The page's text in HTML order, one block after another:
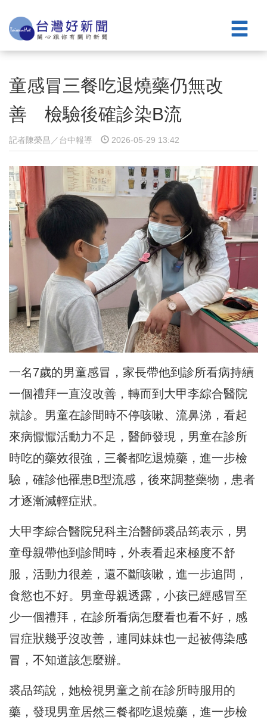
童感冒三餐吃退燒藥仍無改
善 檢驗後確診染B流
記者陳榮昌／台中報導 2026-05-29 13:42
一名7歲的男童感冒，家長帶他到診所看病持續
一個禮拜一直沒改善，轉而到大甲李綜合醫院
就診。男童在診間時不停咳嗽、流鼻涕，看起
來病懨懨活動力不足，醫師發現，男童在診所
時吃的藥效很強，三餐都吃退燒藥，進一步檢
驗，確診他罹患B型流感，後來調整藥物，患者
才逐漸減輕症狀。
大甲李綜合醫院兒科主治醫師裘品筠表示，男
童母親帶他到診間時，外表看起來極度不舒
服，活動力很差，還不斷咳嗽，進一步追問，
食慾也不好。男童母親透露，小孩已經感冒至
少一個禮拜，在診所看病怎麼看也看不好，感
冒症狀幾乎沒改善，連同妹妹也一起被傳染感
冒，不知道該怎麼辦。
裘品筠說，她檢視男童之前在診所時服用的
藥，發現男童居然三餐都吃退燒藥，進一步檢